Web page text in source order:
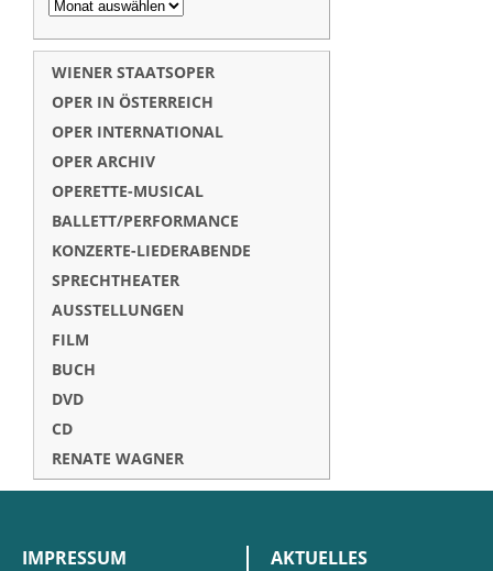
WIENER STAATSOPER
OPER IN ÖSTERREICH
OPER INTERNATIONAL
OPER ARCHIV
OPERETTE-MUSICAL
BALLETT/PERFORMANCE
KONZERTE-LIEDERABENDE
SPRECHTHEATER
AUSSTELLUNGEN
FILM
BUCH
DVD
CD
RENATE WAGNER
IMPRESSUM
AKTUELLES